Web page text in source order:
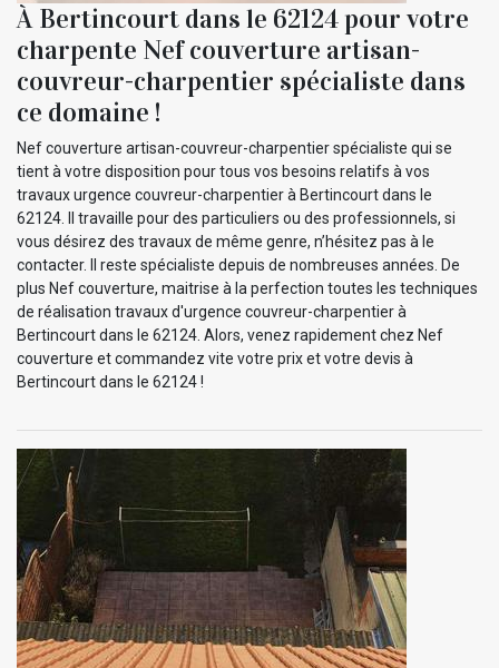
À Bertincourt dans le 62124 pour votre
charpente Nef couverture artisan-
couvreur-charpentier spécialiste dans
ce domaine !
Nef couverture artisan-couvreur-charpentier spécialiste qui se
tient à votre disposition pour tous vos besoins relatifs à vos
travaux urgence couvreur-charpentier à Bertincourt dans le
62124. Il travaille pour des particuliers ou des professionnels, si
vous désirez des travaux de même genre, n’hésitez pas à le
contacter. Il reste spécialiste depuis de nombreuses années. De
plus Nef couverture, maitrise à la perfection toutes les techniques
de réalisation travaux d'urgence couvreur-charpentier à
Bertincourt dans le 62124. Alors, venez rapidement chez Nef
couverture et commandez vite votre prix et votre devis à
Bertincourt dans le 62124 !